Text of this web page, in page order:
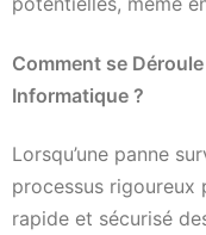
Comment se
Informatique ?
Lorsqu’une panne
processus rigoureux
rapide et sécurisé